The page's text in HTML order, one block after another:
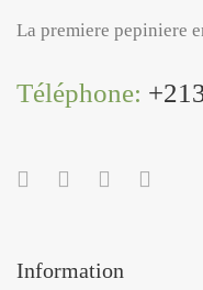
La premiere pepiniere
Téléphone:
Information